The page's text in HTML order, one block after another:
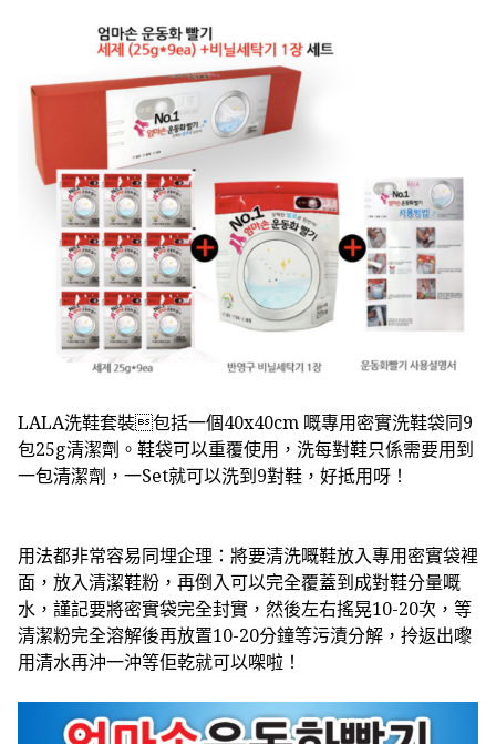
LALA洗鞋套裝包括一個40x40cm 嘅專用密實洗鞋袋同9
包25g清潔劑。鞋袋可以重覆使用，洗每對鞋只係需要用到
一包清潔劑，一Set就可以洗到9對鞋，好抵用呀！
用法都非常容易同埋企理：將要清洗嘅鞋放入專用密實袋裡
面，放入清潔鞋粉，再倒入可以完全覆蓋到成對鞋分量嘅
水，謹記要將密實袋完全封實，然後左右搖晃10-20次，等
清潔粉完全溶解後再放置10-20分鐘等污漬分解，拎返出嚟
用清水再沖一沖等佢乾就可以㗎啦！